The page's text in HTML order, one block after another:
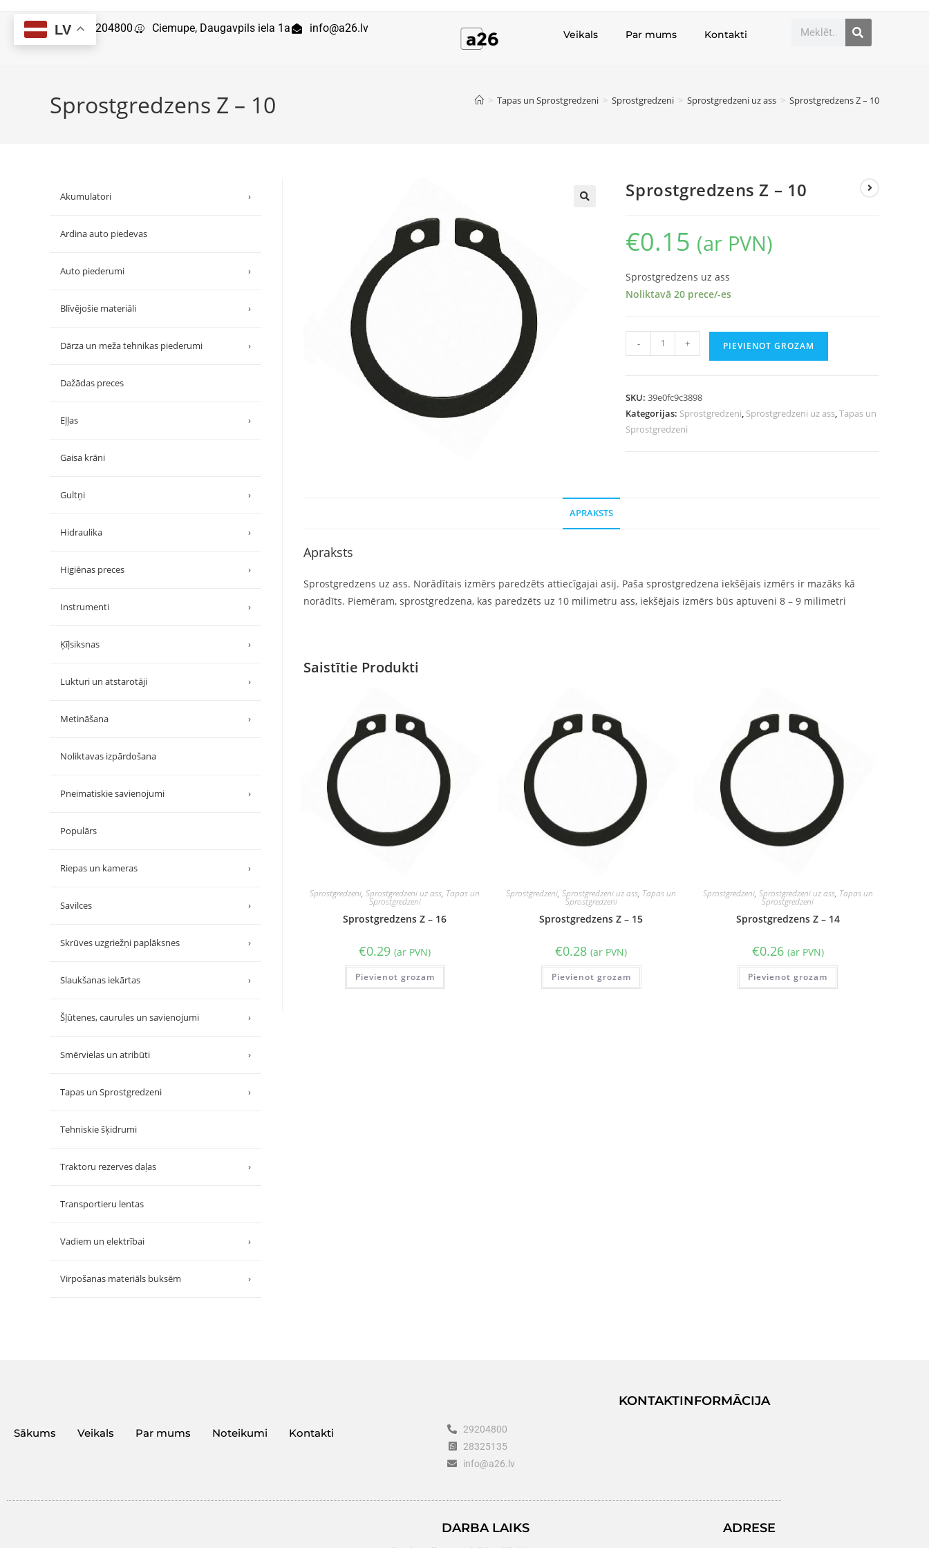
29204800 Ciemupe, Daugavpils iela 1a info@a26.lv Veikals Par mums Kontakti
Sprostgredzens Z – 10 > Tapas un Sprostgredzeni > Sprostgredzeni > Sprostgredzeni uz ass > Sprostgredzens Z – 10
Sprostgredzens Z – 10
€0.15 (ar PVN)
Sprostgredzens uz ass
Noliktavā 20 prece/-es
- + PIEVIENOT GROZAM
SKU:39e0fc9c3898
Kategorijas: Sprostgredzeni, Sprostgredzeni uz ass,Tapas un
Sprostgredzeni
APRAKSTS
Apraksts
Sprostgredzens uz ass. Norādītais izmērs paredzēts attiecīgajai asij. Paša sprostgredzena iekšējais izmērs ir mazāks kā
norādīts. Piemēram, sprostgredzena, kas paredzēts uz 10 milimetru ass, iekšējais izmērs būs aptuveni 8 – 9 milimetri
Saistītie Produkti
Sprostgredzeni,Sprostgredzeni uz ass, Tapas un
Sprostgredzeni
Sprostgredzens Z – 16
€0.29 (ar PVN)
Pievienot grozam
Sprostgredzeni,Sprostgredzeni uz ass, Tapas un
Sprostgredzeni
Sprostgredzens Z – 15
€0.28 (ar PVN)
Pievienot grozam
Sprostgredzeni, Sprostgredzeni uz ass, Tapas un
Sprostgredzeni
Sprostgredzens Z – 14
€0.26 (ar PVN)
Pievienot grozam
Akumulatori ›
Ardina auto piedevas
Auto piederumi ›
Blīvējošie materiāli ›
Dārza un meža tehnikas piederumi ›
Dažādas preces
Eļļas ›
Gaisa krāni
Gultņi ›
Hidraulika ›
Higiēnas preces ›
Instrumenti ›
Ķīļsiksnas ›
Lukturi un atstarotāji ›
Metināšana ›
Noliktavas izpārdošana
Pneimatiskie savienojumi ›
Populārs
Riepas un kameras ›
Savilces ›
Skrūves uzgriežņi paplāksnes ›
Slaukšanas iekārtas ›
Šļūtenes, caurules un savienojumi ›
Smērvielas un atribūti ›
Tapas un Sprostgredzeni ›
Tehniskie šķidrumi
Traktoru rezerves daļas ›
Transportieru lentas
Vadiem un elektrībai ›
Virpošanas materiāls buksēm ›
Sākums Veikals Par mums Noteikumi Kontakti
KONTAKTINFORMĀCIJA
29204800
28325135
info@a26.lv
DARBA LAIKS ADRESE
LV